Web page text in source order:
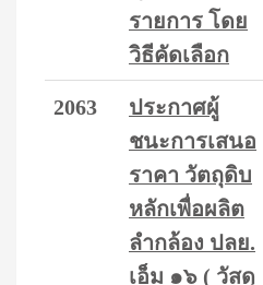
รายการ โดย
วิธีคัดเลือก
2063
ประกาศผู้
ชนะการเสนอ
ราคา วัตถุดิบ
หลักเพื่อผลิต
ลำกล้อง ปลย.
เอ็ม ๑๖ ( วัสดุ